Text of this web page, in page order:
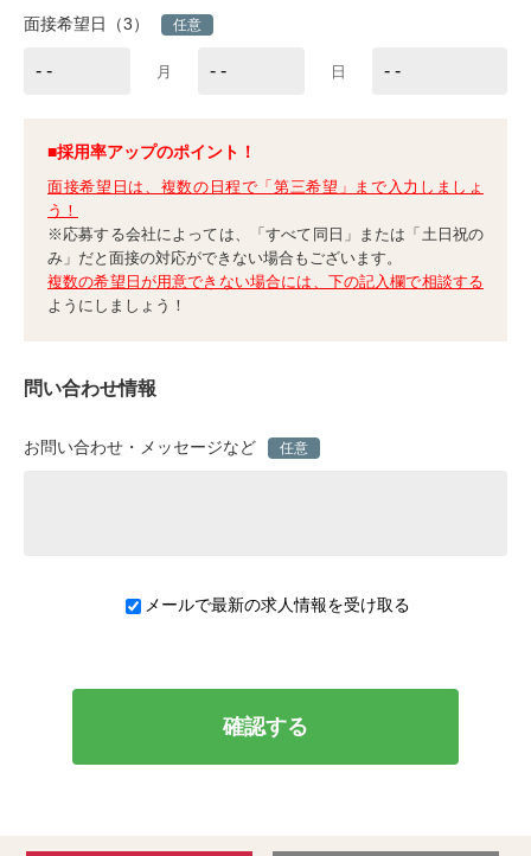
面接希望日（3） 任意
月 日
■採用率アップのポイント！
面接希望日は、複数の日程で「第三希望」まで入力しましょ
う！
※応募する会社によっては、「すべて同日」または「土日祝の
み」だと面接の対応ができない場合もございます。
複数の希望日が用意できない場合には、下の記入欄で相談する
ようにしましょう！
問い合わせ情報
お問い合わせ・メッセージなど 任意
メールで最新の求人情報を受け取る
確認する